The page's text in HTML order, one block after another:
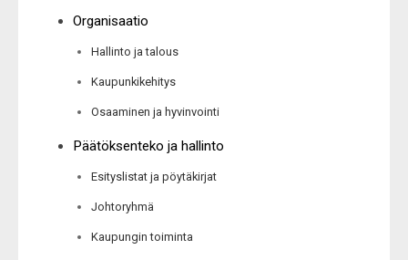
Organisaatio
Hallinto ja talous
Kaupunkikehitys
Osaaminen ja hyvinvointi
Päätöksenteko ja hallinto
Esityslistat ja pöytäkirjat
Johtoryhmä
Kaupungin toiminta